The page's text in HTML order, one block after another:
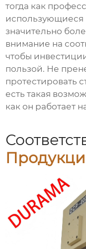
тогда как
использующиеся
значительно
внимание на
чтобы
пользой. Не
протестировать
есть такая
как он работает